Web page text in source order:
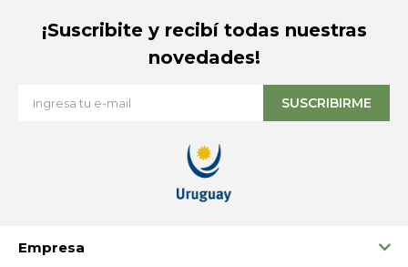
Empresa
¡Suscribite y recibí todas nuestras
novedades!
SUSCRIBIRME